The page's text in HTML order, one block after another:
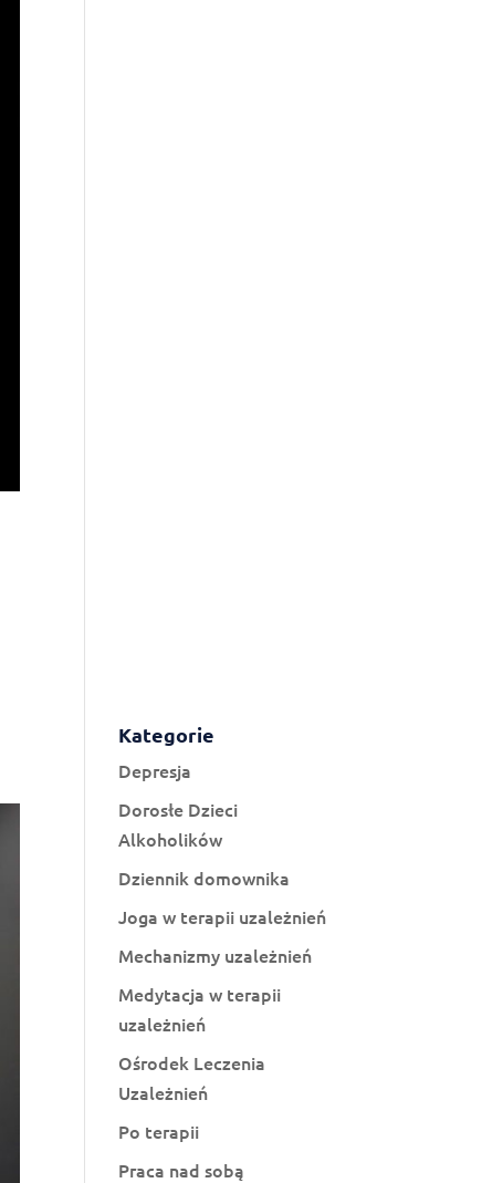
Kategorie
Depresja
Dorosłe Dzieci
Alkoholików
Dziennik domownika
Joga w terapii uzależnień
Mechanizmy uzależnień
Medytacja w terapii
uzależnień
Ośrodek Leczenia
Uzależnień
Po terapii
Praca nad sobą